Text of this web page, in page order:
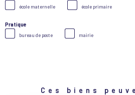
école maternelle école primaire
Pratique
bureau de poste mairie
Ces biens